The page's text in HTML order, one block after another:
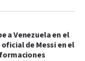
a Venezuela en el
de Messi en el